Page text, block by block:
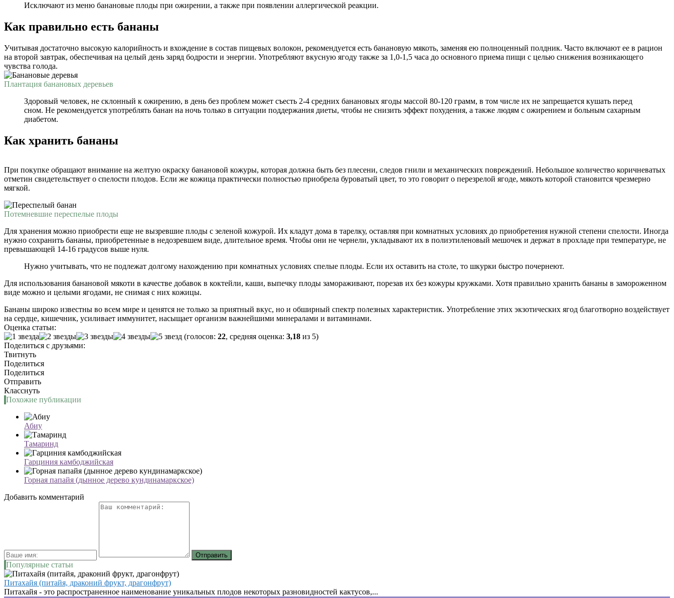
Исключают из меню банановые плоды при ожирении, а также при появлении аллергической реакции.
Как правильно есть бананы
Учитывая достаточно высокую калорийность и вхождение в состав пищевых волокон, рекомендуется есть банановую мякоть, заменяя ею полноценный полдник. Часто включают ее в рацион
на второй завтрак, обеспечивая на целый день заряд бодрости и энергии. Употребляют вкусную ягоду также за 1,0-1,5 часа до основного приема пищи с целью снижения возникающего
чувства голода.
Плантация банановых деревьев
Здоровый человек, не склонный к ожирению, в день без проблем может съесть 2-4 средних банановых ягоды массой 80-120 грамм, в том числе их не запрещается кушать перед
сном. Не рекомендуется употреблять банан на ночь только в ситуации поддержания диеты, чтобы не снизить эффект похудения, а также людям с ожирением и больным сахарным
диабетом.
Как хранить бананы
При покупке обращают внимание на желтую окраску банановой кожуры, которая должна быть без плесени, следов гнили и механических повреждений. Небольшое количество коричневатых
отметин свидетельствует о спелости плодов. Если же кожица практически полностью приобрела буроватый цвет, то это говорит о перезрелой ягоде, мякоть которой становится чрезмерно
мягкой.
Потемневшие переспелые плоды
Для хранения можно приобрести еще не вызревшие плоды с зеленой кожурой. Их кладут дома в тарелку, оставляя при комнатных условиях до приобретения нужной степени спелости. Иногда
нужно сохранить бананы, приобретенные в недозревшем виде, длительное время. Чтобы они не чернели, укладывают их в полиэтиленовый мешочек и держат в прохладе при температуре, не
превышающей 14-16 градусов выше нуля.
Нужно учитывать, что не подлежат долгому нахождению при комнатных условиях спелые плоды. Если их оставить на столе, то шкурки быстро почернеют.
Для использования банановой мякоти в качестве добавок в коктейли, каши, выпечку плоды замораживают, порезав их без кожуры кружками. Хотя правильно хранить бананы в замороженном
виде можно и целыми ягодами, не снимая с них кожицы.
Бананы широко известны во всем мире и ценятся не только за приятный вкус, но и обширный спектр полезных характеристик. Употребление этих экзотических ягод благотворно воздействует
на сердце, кишечник, усиливает иммунитет, насыщает организм важнейшими минералами и витаминами.
Оценка статьи:
(голосов: 22, средняя оценка: 3,18 из 5)
Поделиться с друзьями:
Твитнуть
Поделиться
Поделиться
Отправить
Класснуть
Похожие публикации
Абиу
Тамаринд
Гарциния камбоджийская
Горная папайя (дынное дерево кундинамаркское)
Добавить комментарий
Популярные статьи
Питахайя (питайя, драконий фрукт, драгонфрут)
Питахайя - это распространенное наименование уникальных плодов некоторых разновидностей кактусов,...